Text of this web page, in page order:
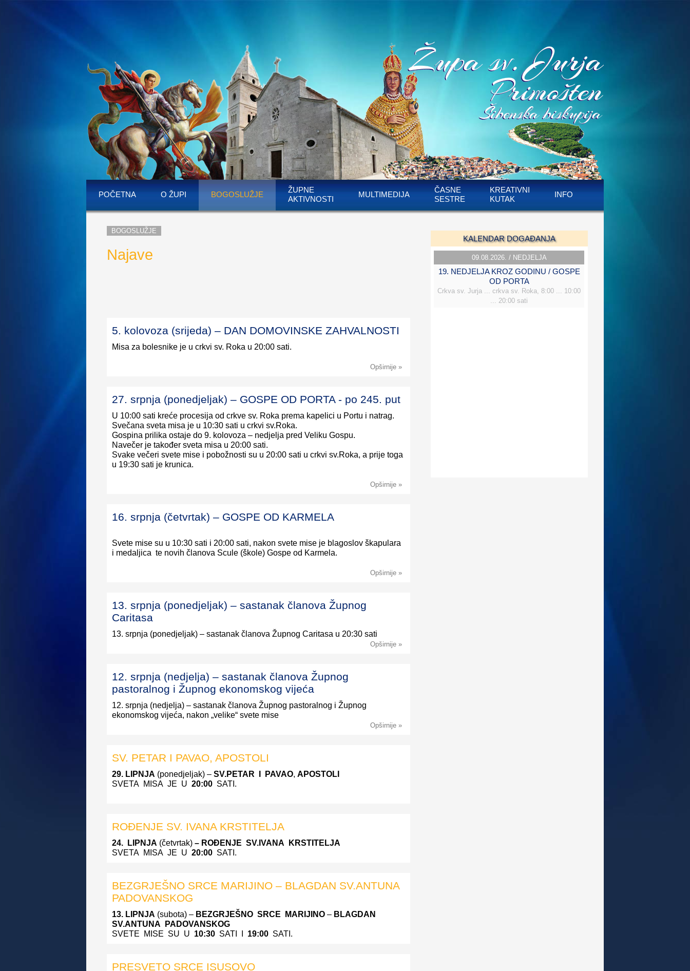
POČETNA O ŽUPI BOGOSLUŽJE
ŽUPNE
AKTIVNOSTI
MULTIMEDIJA
ČASNE
SESTRE
KREATIVNI
KUTAK
INFO
BOGOSLUŽJE
Najave
5. kolovoza (srijeda) – DAN DOMOVINSKE ZAHVALNOSTI
Misa za bolesnike je u crkvi sv. Roka u 20:00 sati.
Opširnije »
27. srpnja (ponedjeljak) – GOSPE OD PORTA - po 245. put
U 10:00 sati kreće procesija od crkve sv. Roka prema kapelici u Portu i natrag.
Svečana sveta misa je u 10:30 sati u crkvi sv.Roka.
Gospina prilika ostaje do 9. kolovoza – nedjelja pred Veliku Gospu.
Navečer je također sveta misa u 20:00 sati.
Svake večeri svete mise i pobožnosti su u 20:00 sati u crkvi sv.Roka, a prije toga
u 19:30 sati je krunica.
Opširnije »
16. srpnja (četvrtak) – GOSPE OD KARMELA
Svete mise su u 10:30 sati i 20:00 sati, nakon svete mise je blagoslov škapulara
i medaljica te novih članova Scule (škole) Gospe od Karmela.
Opširnije »
13. srpnja (ponedjeljak) – sastanak članova Župnog
Caritasa
13. srpnja (ponedjeljak) – sastanak članova Župnog Caritasa u 20:30 sati
Opširnije »
12. srpnja (nedjelja) – sastanak članova Župnog
pastoralnog i Župnog ekonomskog vijeća
12. srpnja (nedjelja) – sastanak članova Župnog pastoralnog i Župnog
ekonomskog vijeća, nakon „velike“ svete mise
Opširnije »
SV. PETAR I PAVAO, APOSTOLI
29. LIPNJA (ponedjeljak) –SV.PETAR I PAVAO,APOSTOLI
SVETA MISA JE U20:00 SATI.
ROĐENJE SV. IVANA KRSTITELJA
24. LIPNJA (četvrtak)– ROĐENJE SV.IVANA KRSTITELJA
SVETA MISA JE U20:00 SATI.
BEZGRJEŠNO SRCE MARIJINO – BLAGDAN SV.ANTUNA
PADOVANSKOG
13. LIPNJA (subota) – BEZGRJEŠNO SRCE MARIJINO – BLAGDAN
SV.ANTUNA
PADOVANSKOG
SVETE MISE SU U 10:30 SATI I 19:00 SATI.
PRESVETO SRCE ISUSOVO
KALENDAR DOGAĐANJA
09.08.2026. / NEDJELJA
19. NEDJELJA KROZ GODINU / GOSPE
OD PORTA
Crkva sv. Jurja ... crkva sv. Roka, 8:00 ... 10:00
... 20:00 sati